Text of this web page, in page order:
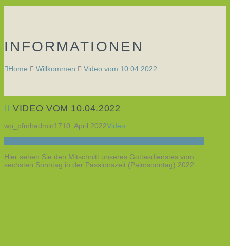
INFORMATIONEN
Home Willkommen Video vom 10.04.2022
VIDEO VOM 10.04.2022
wp_pfmhadmin1710. April 2022Video
Hier sehen Sie den Mitschnitt unseres Gottesdienstes vom
sechsten Sonntag in der Passionszeit (Palmsonntag) 2022.